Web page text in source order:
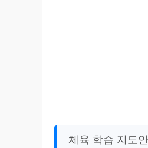
체육 학습 지도